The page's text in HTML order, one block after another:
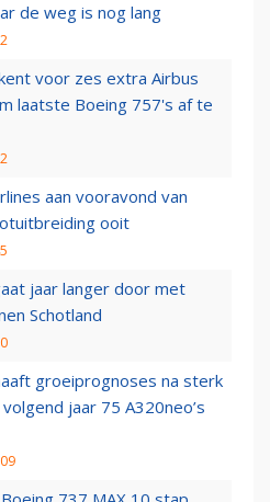
de weg is nog lang
voor zes extra Airbus
laatste Boeing 757's af te
aan vooravond van
ooit
jaar langer door met
Schotland
groeiprognoses na sterk
jaar 75 A320neo’s